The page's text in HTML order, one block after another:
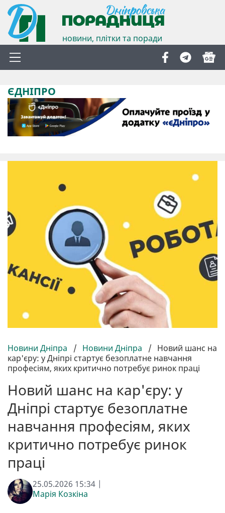
новини, плітки та поради
ЄДНІПРО
Новини Дніпра / Новини Дніпра / Новий шанс на
кар'єру: у Дніпрі стартує безоплатне навчання
професіям, яких критично потребує ринок праці
Новий шанс на кар'єру: у
Дніпрі стартує безоплатне
навчання професіям, яких
критично потребує ринок
праці
25.05.2026 15:34 |
Марія Козкіна